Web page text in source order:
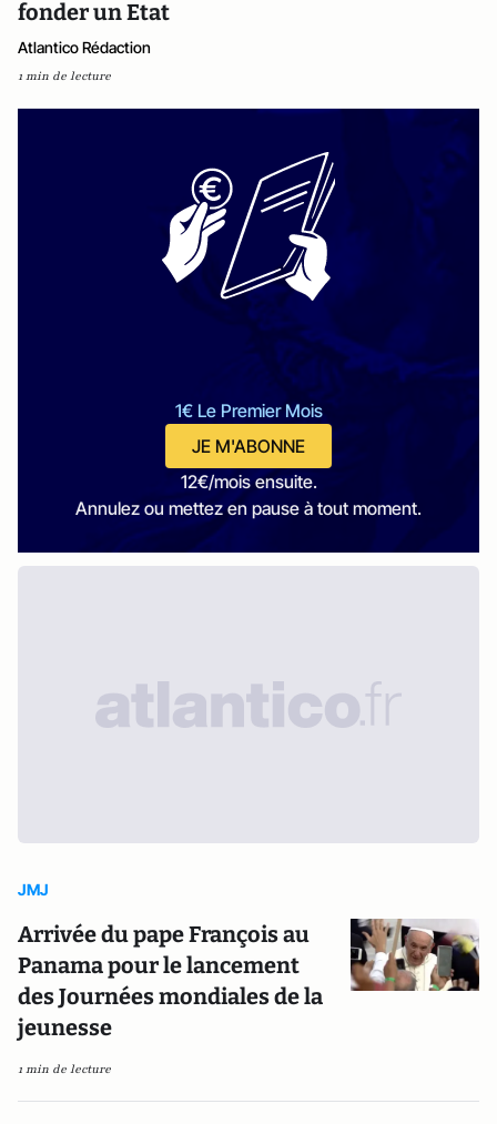
fonder un Etat
Atlantico Rédaction
1 min de lecture
1€ Le Premier Mois
JE M'ABONNE
12€/mois ensuite.
Annulez ou mettez en pause à tout moment.
JMJ
Arrivée du pape François au
Panama pour le lancement
des Journées mondiales de la
jeunesse
1 min de lecture